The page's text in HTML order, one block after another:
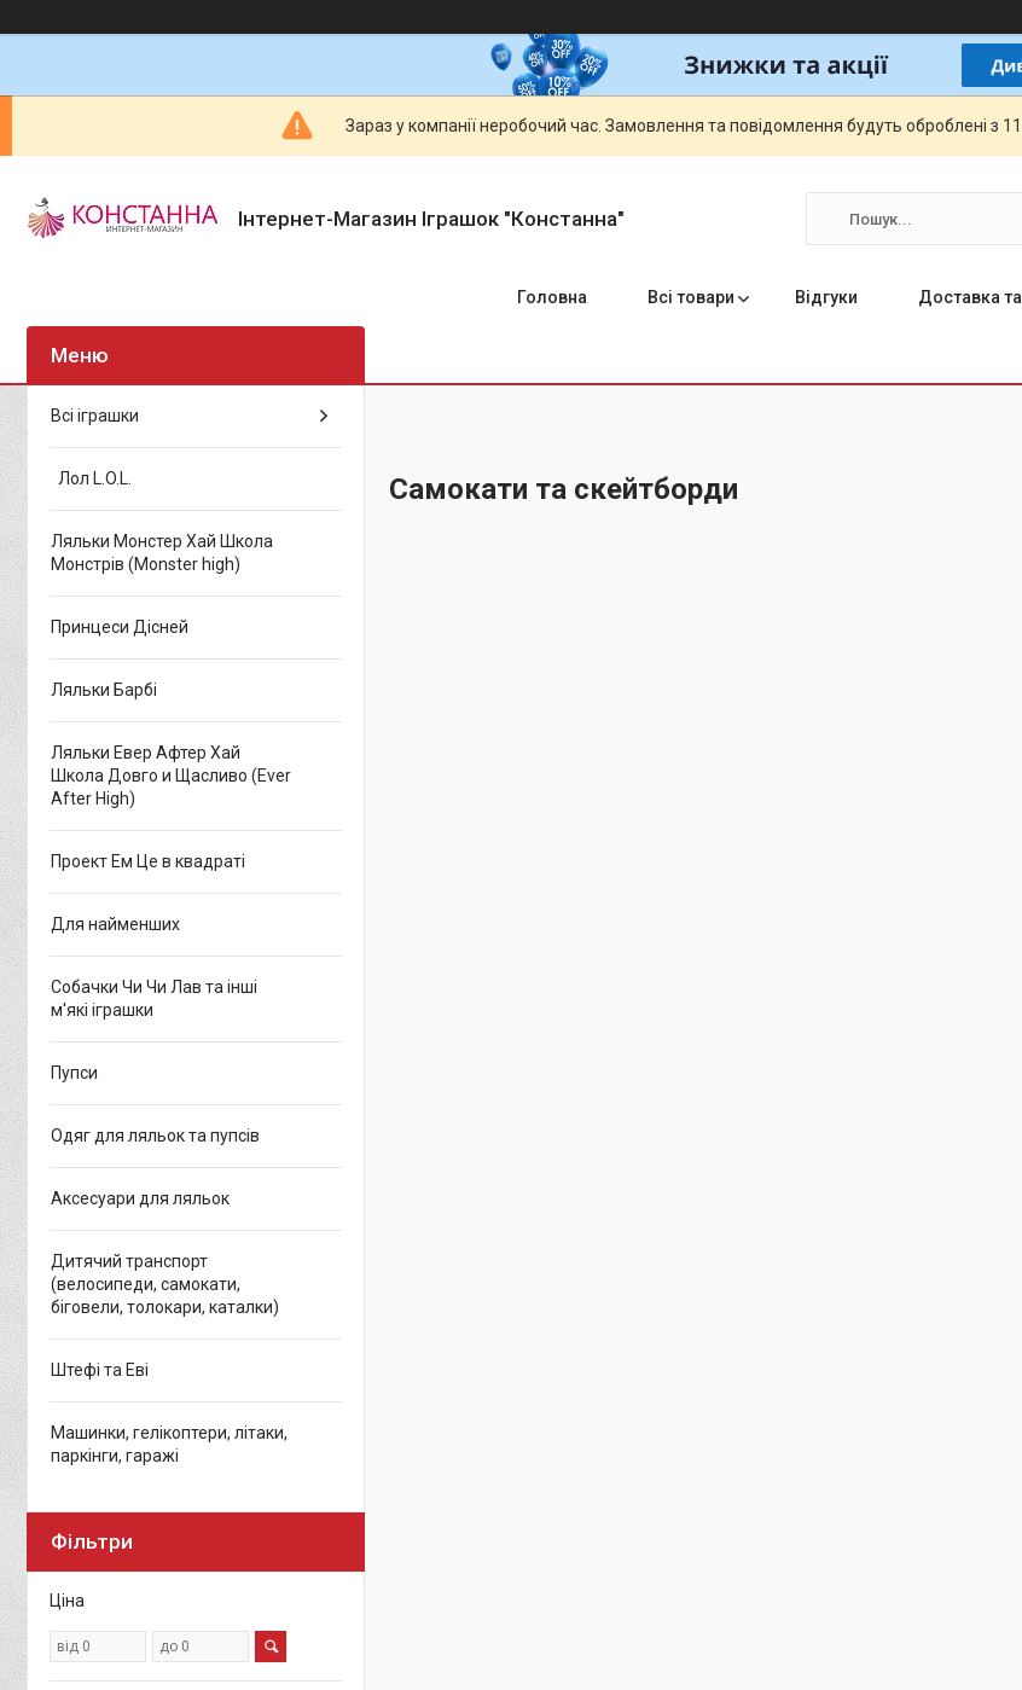
Зараз у компанії неробочий час. Замовлення та повідомлення будуть оброблені з
Інтернет-Магазин Іграшок "Констанна"
Головна Всі товари Відгуки Доставка
Самокати та скейтборди
Всі іграшки
Лол L.O.L.
Ляльки Монстер Хай Школа
Монстрів (Monster high)
Принцеси Дісней
Ляльки Барбі
Ляльки Евер Афтер Хай
Школа Довго и Щасливо (Ever
After High)
Проект Ем Це в квадраті
Для найменших
Собачки Чи Чи Лав та інші
м'які іграшки
Пупси
Одяг для ляльок та пупсів
Аксесуари для ляльок
Дитячий транспорт
(велосипеди, самокати,
біговели, толокари, каталки)
Штефі та Еві
Машинки, гелікоптери, літаки,
паркінги, гаражі
Фільтри
Ціна